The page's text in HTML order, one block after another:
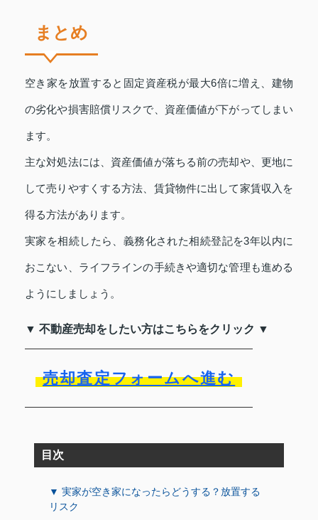
まとめ
空き家を放置すると固定資産税が最大6倍に増え、建物
の劣化や損害賠償リスクで、資産価値が下がってしまい
ます。
主な対処法には、資産価値が落ちる前の売却や、更地に
して売りやすくする方法、賃貸物件に出して家賃収入を
得る方法があります。
実家を相続したら、義務化された相続登記を3年以内に
おこない、ライフラインの手続きや適切な管理も進める
ようにしましょう。
▼ 不動産売却をしたい方はこちらをクリック ▼
売却査定フォームへ進む
目次
▼ 実家が空き家になったらどうする？放置する
リスク